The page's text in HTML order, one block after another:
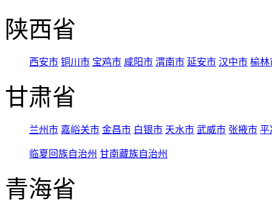
陕西省
西安市 铜川市 宝鸡市 咸阳市 渭南市 延安市 汉中市 榆林
甘肃省
兰州市 嘉峪关市 金昌市 白银市 天水市 武威市 张掖市 平
临夏回族自治州 甘南藏族自治州
青海省